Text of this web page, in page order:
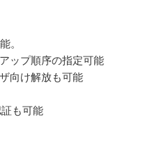
。
ップ順序の指定可能
向け解放も可能
も可能